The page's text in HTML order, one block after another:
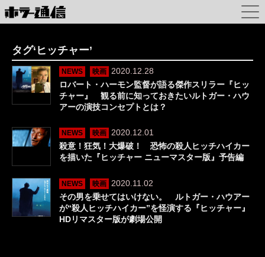
タグ‘ヒッチャー’
NEWS 映画
2020.12.28
ロバート・ハーモン監督が語る傑作スリラー『ヒッ
チャー』 観る前に知っておきたいルトガー・ハウ
アーの演技コンセプトとは？
NEWS 映画
2020.12.01
殺意！狂気！大爆破！ 恐怖の殺人ヒッチハイカー
を描いた『ヒッチャー ニューマスター版』予告編
NEWS 映画
2020.11.02
その男を乗せてはいけない。 ルトガー・ハウアー
が“殺人ヒッチハイカー”を怪演する『ヒッチャー』
HDリマスター版が劇場公開